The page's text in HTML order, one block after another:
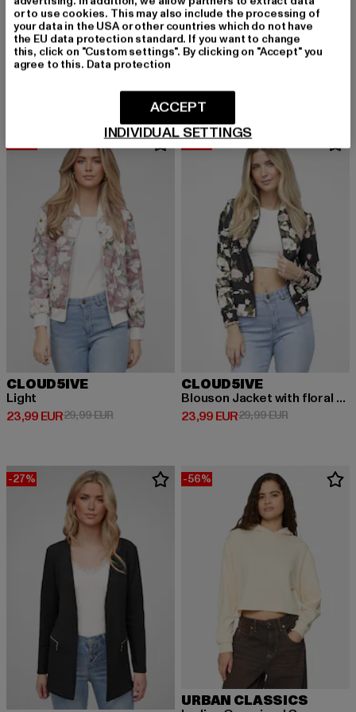
CLOUD5IVE
Blouson Bomber Jacket
CLOUD5IVE
Blouson
CLOUD5IVE
Light
23,99 EUR
Derzeitiger Preis: 23,99 EUR
29,99 EURAktionspreis: 29,99 EUR
-20%
CLOUD5IVE
Blouson Jacket with floral print
23,99 EUR
Derzeitiger Preis: 23,99 EUR
29,99 EURAktionspreis:
-27% -56%
URBAN CLASSICS
or to use cookies. This may also include the processing of
your data in the USA or other countries which do not have
the EU data protection standard. If you want to change
this, click on "Custom settings". By clicking on "Accept" you
agree to this. Data protection
INDIVIDUAL SETTINGS
ACCEPT